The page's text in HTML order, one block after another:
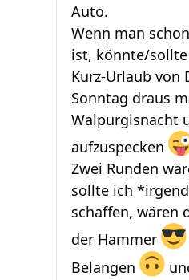
Auto.
Wenn man
ist, könnte/
Kurz-Urlaub von
Sonntag draus
Walpurgisnacht
aufzuspecken
Zwei Runden
sollte ich
schaffen, wären
der Hammer
Belangen